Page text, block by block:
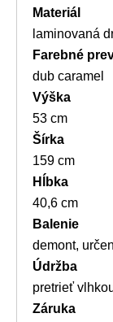
Materiál
laminovaná
Farebné
dub caramel
Výška
53 cm
Šírka
159 cm
Hĺbka
40,6 cm
Balenie
demont,
Údržba
pretrieť
Záruka